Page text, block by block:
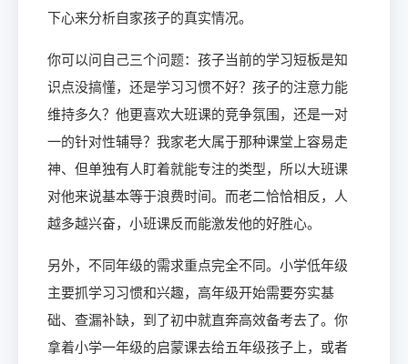
下心来分析自家孩子的真实情况。
你可以问自己三个问题：孩子当前的学习短板是知
识点没搞懂，还是学习习惯不好？孩子的注意力能
维持多久？他更喜欢大班课的竞争氛围，还是一对
一的针对性辅导？我家老大属于那种课堂上容易走
神、但单独有人盯着就能专注的类型，所以大班课
对他来说基本等于浪费时间。而老二恰恰相反，人
越多越兴奋，小班课反而能激发他的好胜心。
另外，不同年级的需求重点完全不同。小学低年级
主要抓学习习惯和兴趣，高年级开始需要夯实基
础、查漏补缺，到了初中就直奔高效备考去了。你
拿着小学一年级的启蒙课去给五年级孩子上，或者